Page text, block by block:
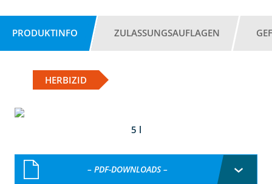
PRODUKTINFO ZULASSUNGSAUFLAGEN
HERBIZID
5 l
– PDF-DOWNLOADS –